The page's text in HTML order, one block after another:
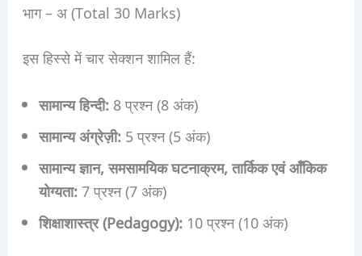
भाग – अ (Total 30 Marks)
इस हिस्से में चार सेक्शन शामिल हैं:
सामान्य हिन्दी:8 प्रश्न (8 अंक)
सामान्य अंग्रेज़ी:5 प्रश्न (5 अंक)
सामान्य ज्ञान, समसामयिक घटनाक्रम, तार्किक एवं आँकिक
योग्यता:7 प्रश्न (7 अंक)
शिक्षाशास्त्र (Pedagogy):10 प्रश्न (10 अंक)